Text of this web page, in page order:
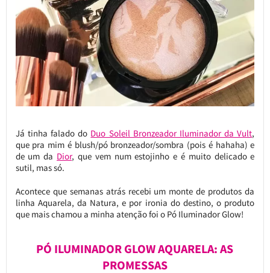
Já tinha falado do Duo Soleil Bronzeador Iluminador da Vult,
que pra mim é blush/pó bronzeador/sombra (pois é hahaha) e
de um da Dior, que vem num estojinho e é muito delicado e
sutil, mas só.
Acontece que semanas atrás recebi um monte de produtos da
linha Aquarela, da Natura, e por ironia do destino, o produto
que mais chamou a minha atenção foi o Pó Iluminador Glow!
PÓ ILUMINADOR GLOW AQUARELA: AS
PROMESSAS